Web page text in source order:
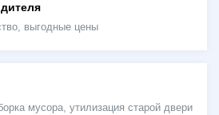
выгодные цены
мусора, утилизация старой двери